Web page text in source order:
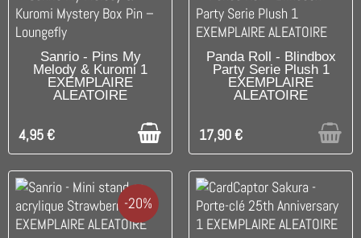
DISPONIBLE
Sanrio - Pins My
Melody & Kuromi 1
EXEMPLAIRE
ALEATOIRE
4,95 €
RUPTURE DE STOCK
Panda Roll - Blindbox
Party Serie Plush 1
EXEMPLAIRE
ALEATOIRE
17,90 €
-20%